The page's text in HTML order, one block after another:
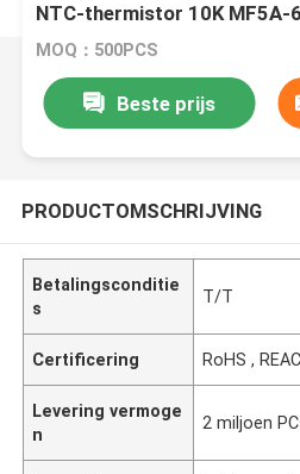
NTC-thermistor 10K MF5A-
MOQ：500PCS
Beste prijs
PRODUCTOMSCHRIJVING
Betalingsconditie
s
T/T
Certificering RoHS ,
Levering vermoge
n
2 miljoen